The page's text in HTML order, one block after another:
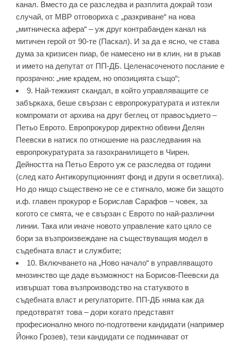
канал. Вместо да се разследва и разплита докрай този
случай, от МВР отговориха с „разкриване“ на нова
„митническа афера“ – уж друг контрабанден канал на
митичен герой от 90-те (Паскал). И за да е ясно, че става
дума за кризисен пиар, бе намесено ни в клин, ни в ръкав
и името на депутат от ПП-ДБ. Целенасоченото послание е
прозрачно: „ние крадем, но опозицията също“;
9. Най-тежкият скандал, в който управляващите се
забъркаха, беше свързан с европрокуратурата и изтекли
компромати от архива на друг беглец от правосъдието –
Петьо Еврото. Европрокурор директно обвини Делян
Пеевски в натиск по отношение на разследвания на
европрокуратурата за газохранилището в Чирен.
Дейността на Петьо Еврото уж се разследва от години
(след като Антикорупционният фонд и други я осветлиха).
Но до нищо съществено не се е стигнало, може би защото
и.ф. главен прокурор е Борислав Сарафов – човек, за
когото се смята, че е свързан с Еврото по най-различни
линии. Така или иначе новото управление като цяло се
бори за възпроизвеждане на съществуващия модел в
съдебната власт и службите;
10. Включването на „Ново начало“ в управляващото
мнозинство ще даде възможност на Борисов-Пеевски да
извършат това възпроизводство на статуквото в
съдебната власт и регулаторите. ПП-ДБ няма как да
предотвратят това – дори когато представят
професионално много по-подготвени кандидати (например
Йонко Грозев), тези кандидати се подминават от